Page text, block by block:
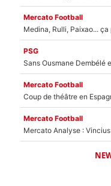
Mercato Football
PSG
Mercato Football
Mercato Football